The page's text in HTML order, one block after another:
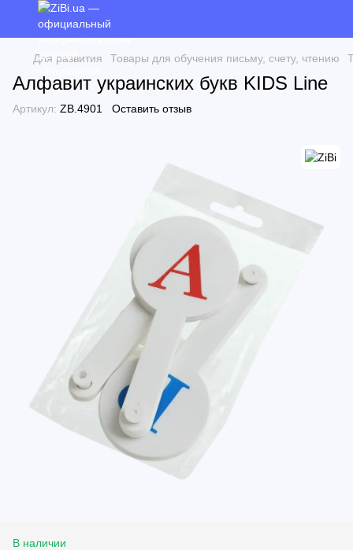
Для развития Товары для обучения письму, счету, чтению
Алфавит украинских букв KIDS Line
Артикул: ZB.4901 Оставить отзыв
В наличии